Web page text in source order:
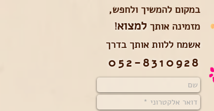
במקום להמשיך ולחפש,
מזמינה אותך למצוא!
אשמח ללוות אותך בדרך
052-8310928